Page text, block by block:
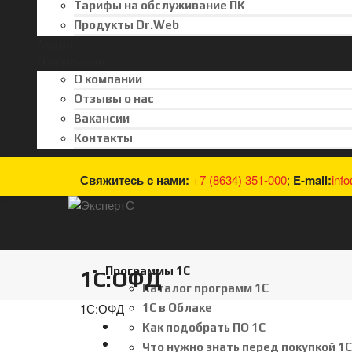
Тарифы на обслуживание ПК
Продукты Dr.Web
О компании
Отзывы о нас
Вакансии
Контакты
Свяжитесь с нами: +7 (8634) 351-000; E-mail:
Программы 1С
Каталог программ 1С
1С в Облаке
Как подобрать ПО 1С
Что нужно знать перед покупкой 1С
1С:ОФД
1С:ОФД